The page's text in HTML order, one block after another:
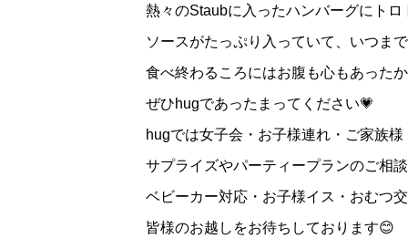
熱々のStaubに入ったハンバーグにト
ソースがたっぷり入っていて、いつま
食べ終わるころにはお腹も心もあった
ぜひhugであったまってください💗
hugでは女子会・お子様連れ・ご家族
サプライズやパーティープランのご相
ベビーカー対応・お子様イス・おむつ
皆様のお越しをお待ちしております😊